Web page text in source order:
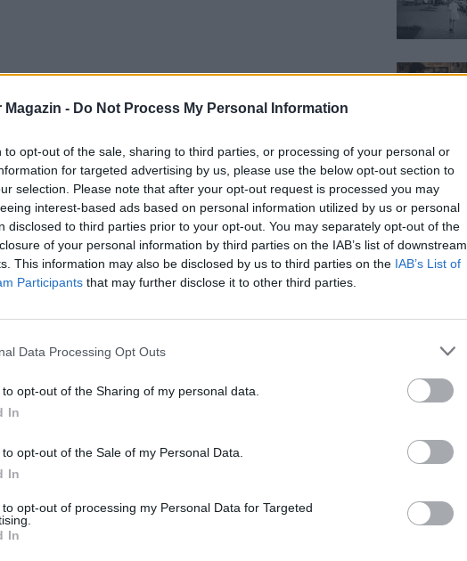
Magazin - Do Not Process My Personal Information
to opt-out of the sale, sharing to third parties, or processing of your personal or
for targeted advertising by us, please use the below opt-out section to
selection. Please note that after your opt-out request is processed you may
interest-based ads based on personal information utilized by us or personal
disclosed to third parties prior to your opt-out. You may separately opt-out of the
of your personal information by third parties on the IAB’s list of downstream
This information may also be disclosed by us to third parties on the IAB’s List of
Participants that may further disclose it to other third parties.
Data Processing Opt Outs
to opt-out of the Sharing of my personal data.
In
to opt-out of the Sale of my Personal Data.
In
to opt-out of processing my Personal Data for Targeted
In